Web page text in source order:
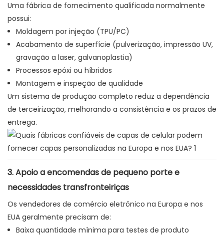
Uma fábrica de fornecimento qualificada normalmente
possui:
Moldagem por injeção (TPU/PC)
Acabamento de superfície (pulverização, impressão UV,
gravação a laser, galvanoplastia)
Processos epóxi ou híbridos
Montagem e inspeção de qualidade
Um sistema de produção completo reduz a dependência
de terceirização, melhorando a consistência e os prazos de
entrega.
3. Apoio a encomendas de pequeno porte e
necessidades transfronteiriças
Os vendedores de comércio eletrônico na Europa e nos
EUA geralmente precisam de:
Baixa quantidade mínima para testes de produto